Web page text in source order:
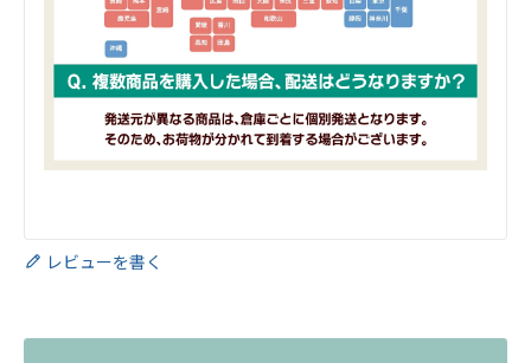
レビューを書く